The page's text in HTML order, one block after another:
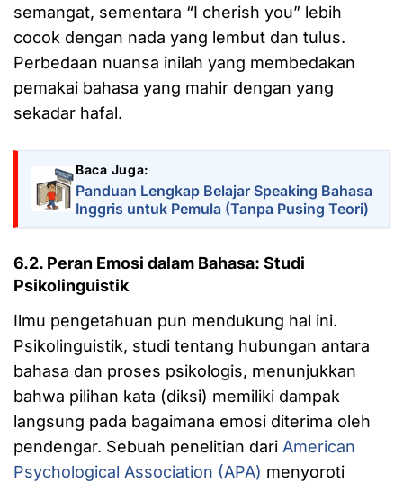
semangat, sementara “I cherish you” lebih
cocok dengan nada yang lembut dan tulus.
Perbedaan nuansa inilah yang membedakan
pemakai bahasa yang mahir dengan yang
sekadar hafal.
Baca Juga:
Panduan Lengkap Belajar Speaking Bahasa
Inggris untuk Pemula (Tanpa Pusing Teori)
6.2. Peran Emosi dalam Bahasa: Studi
Psikolinguistik
Ilmu pengetahuan pun mendukung hal ini.
Psikolinguistik, studi tentang hubungan antara
bahasa dan proses psikologis, menunjukkan
bahwa pilihan kata (diksi) memiliki dampak
langsung pada bagaimana emosi diterima oleh
pendengar. Sebuah penelitian dari American
Psychological Association (APA) menyoroti